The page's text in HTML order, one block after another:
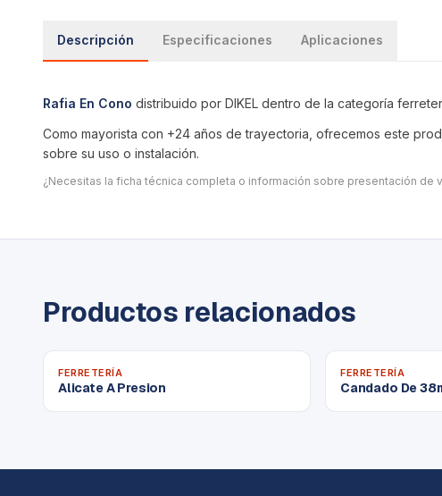
Descripción Especificaciones Aplicaciones
Rafia En Cono distribuido por DIKEL dentro de la categoría
Como mayorista con +24 años de trayectoria, ofrecemos este
sobre su uso o instalación.
¿Necesitas la ficha técnica completa o información sobre presentación de
Productos relacionados
FERRETERÍA
Alicate A Presion
FERRETERÍA
Candado De